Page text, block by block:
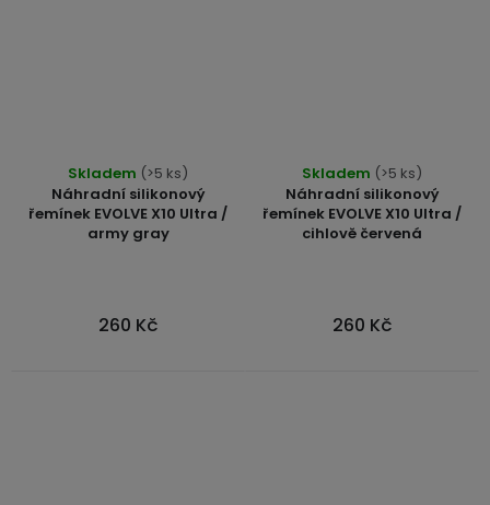
Náhradní silikonový
řemínek EVOLVE X10 Ultra /
army gray
Skladem (>5 ks)
260 Kč
Náhradní silikonový
řemínek EVOLVE X10 Ultra /
cihlově červená
hodnocení
produktu
je
5
Skladem (>5 ks)
260 Kč